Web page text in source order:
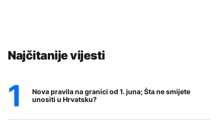
Najčitanije vijesti
Nova pravila na granici od 1. juna; Šta ne smijete
unositi u Hrvatsku?